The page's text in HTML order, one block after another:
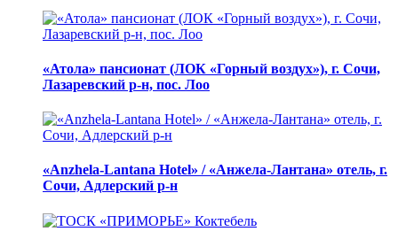
«Атола» пансионат (ЛОК «Горный воздух»), г. Сочи,
Лазаревский р-н, пос. Лоо
«Anzhela-Lantana Hotel» / «Анжела-Лантана» отель, г.
Сочи, Адлерский р-н